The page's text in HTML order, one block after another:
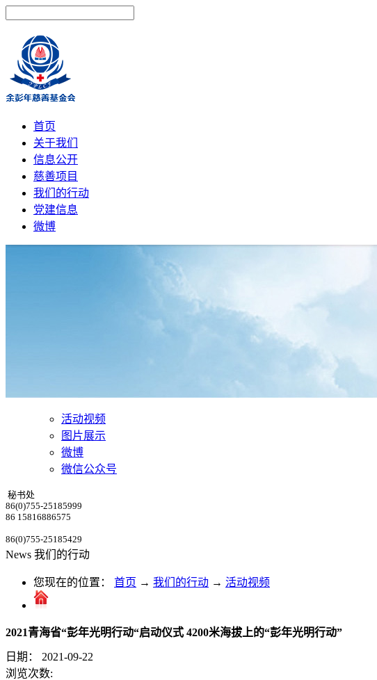
首页
关于我们
信息公开
慈善项目
我们的行动
党建信息
微博
活动视频
图片展示
微博
微信公众号
秘书处
86(0)755-25185999
86 15816886575
86(0)755-25185429
News 我们的行动
您现在的位置： 首页 → 我们的行动 → 活动视频
2021青海省“彭年光明行动“启动仪式 4200米海拔上的“彭年光明行动”
日期：
2021-09-22
浏览次数: